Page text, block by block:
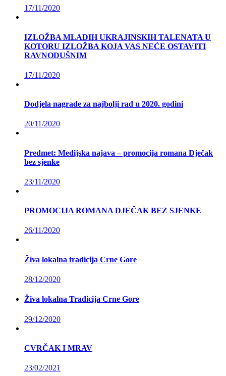
17/11/2020
IZLOŽBA MLADIH UKRAJINSKIH TALENATA U
KOTORU IZLOŽBA KOJA VAS NEĆE OSTAVITI
RAVNODUŠNIM
17/11/2020
Dodjela nagrade za najbolji rad u 2020. godini
20/11/2020
Predmet: Medijska najava – promocija romana Dječak
bez sjenke
23/11/2020
PROMOCIJA ROMANA DJEČAK BEZ SJENKE
26/11/2020
Živa lokalna tradicija Crne Gore
28/12/2020
Živa lokalna Tradicija Crne Gore
29/12/2020
CVRČAK I MRAV
23/02/2021